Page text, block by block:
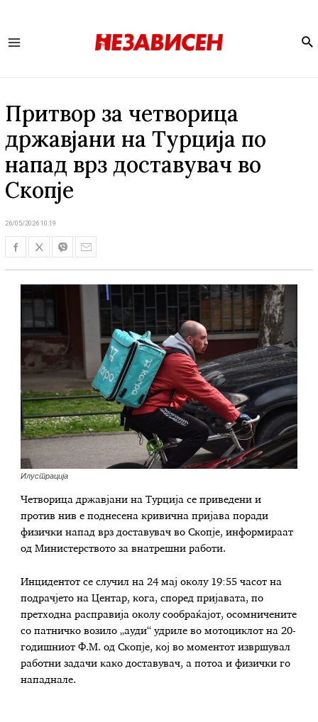
Притвор за четворица
државјани на Турција по
напад врз доставувач во
Скопје
26/05/2026 10:19
Илустрација
Четворица државјани на Турција се приведени и
против нив е поднесена кривична пријава поради
физички напад врз доставувач во Скопје, информираат
од Министерството за внатрешни работи.
Инцидентот се случил на 24 мај околу 19:55 часот на
подрачјето на Центар, кога, според пријавата, по
претходна расправија околу сообраќајот, осомничените
со патничко возило „ауди“ удриле во мотоциклот на 20-
годишниот Ф.М. од Скопје, кој во моментот извршувал
работни задачи како доставувач, а потоа и физички го
нападнале.